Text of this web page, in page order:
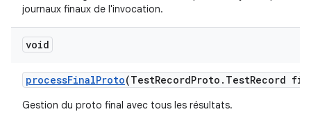
journaux finaux de l'invocation.
void
processFinalProto(TestRecordProto . TestRecord
Gestion du proto final avec tous les résultats.